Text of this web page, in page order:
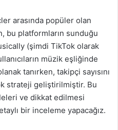
arasında popüler olan
bu platformların sunduğu
(şimdi TikTok olarak
müzik eşliğinde
tanırken, takipçi sayısını
strateji geliştirilmiştir. Bu
ve dikkat edilmesi
bir inceleme yapacağız.